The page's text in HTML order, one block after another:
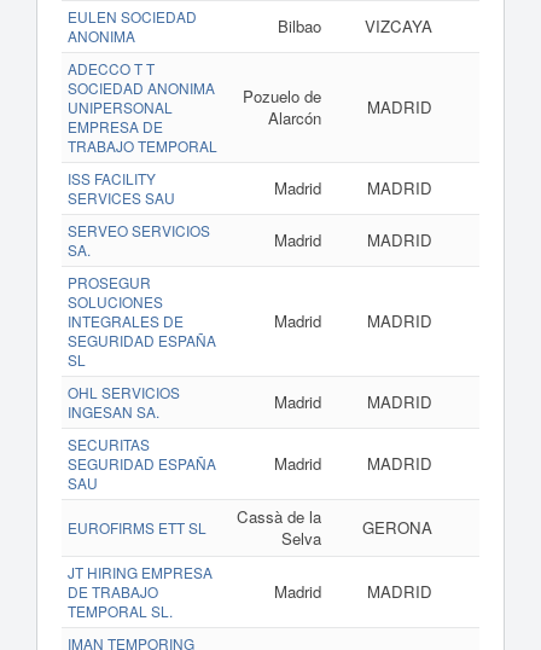
EULEN SOCIEDAD
ANONIMA
Bilbao VIZCAYA
ADECCO T T
SOCIEDAD ANONIMA
UNIPERSONAL
EMPRESA DE
TRABAJO TEMPORAL
Pozuelo de
Alarcón
MADRID
ISS FACILITY
SERVICES SAU
Madrid MADRID
SERVEO SERVICIOS
SA.
Madrid MADRID
PROSEGUR
SOLUCIONES
INTEGRALES DE
SEGURIDAD ESPAÑA
SL
Madrid MADRID
OHL SERVICIOS
INGESAN SA.
Madrid MADRID
SECURITAS
SEGURIDAD ESPAÑA
SAU
Madrid MADRID
EUROFIRMS ETT SL
Cassà de la
Selva
GERONA
JT HIRING EMPRESA
DE TRABAJO
TEMPORAL SL.
Madrid MADRID
IMAN TEMPORING